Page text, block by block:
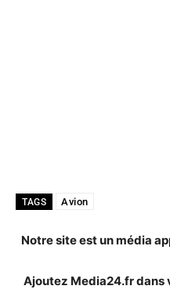
TAGS Avion
Notre site est un média
Ajoutez Media24.fr dans